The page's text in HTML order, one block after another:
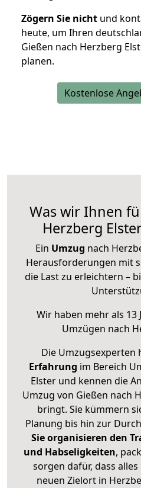
Zögern Sie nicht und
heute, um Ihren
Gießen nach Herzberg
planen.
Kostenlose
Was wir Ihnen
Herzberg
Ein Umzug nach
Herausforderungen mit
die Last zu erleichtern –
Wir haben mehr als
Umzügen nach
Die Umzugsexperten
Erfahrung im Bereich
Elster und kennen die
Umzug von Gießen nach
bringt. Sie kümmern
Planung bis hin zur
Sie organisieren den
und Habseligkeiten,
sorgen dafür, dass
neuen Zielort in